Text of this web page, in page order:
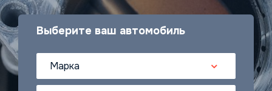
Выберите ваш автомобиль
Марка